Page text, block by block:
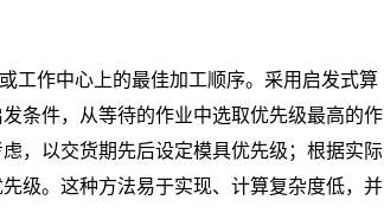
工作中心上的最佳加工顺序。采用启发式算
条件，从等待的作业中选取优先级最高的作
，以交货期先后设定模具优先级；根据实际
级。这种方法易于实现、计算复杂度低，并